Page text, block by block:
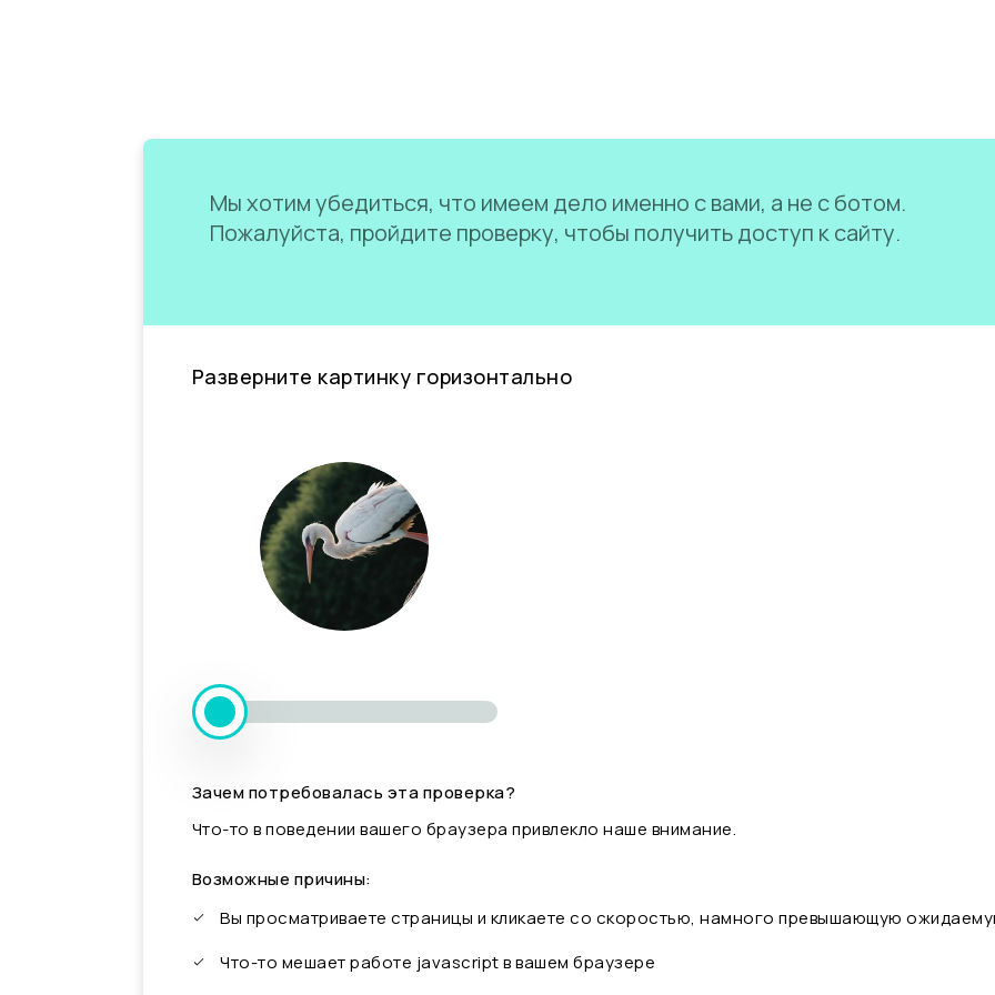
Мы хотим убедиться, что имеем дело именно с вами, а не с ботом.
Пожалуйста, пройдите проверку, чтобы получить доступ к сайту.
Разверните картинку горизонтально
Зачем потребовалась эта проверка?
Что-то в поведении вашего браузера привлекло наше внимание.
Возможные причины:
Вы просматриваете страницы и кликаете со скоростью, намного превышающую
Что-то мешает работе javascript в вашем браузере